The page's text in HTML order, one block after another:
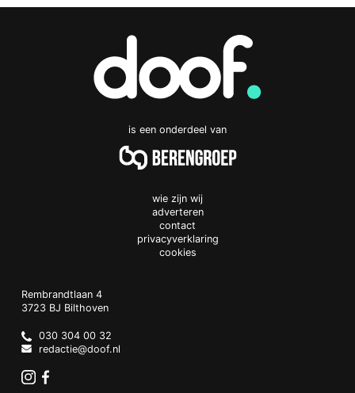
is een onderdeel van
wie zijn wij
adverteren
contact
privacyverklaring
cookies
Doof.nl
work
Rembrandtlaan 4
3723 BJ Bilthoven
Netherlands
030 304 00 32
redactie@doof.nl